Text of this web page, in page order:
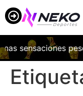
sensaciones